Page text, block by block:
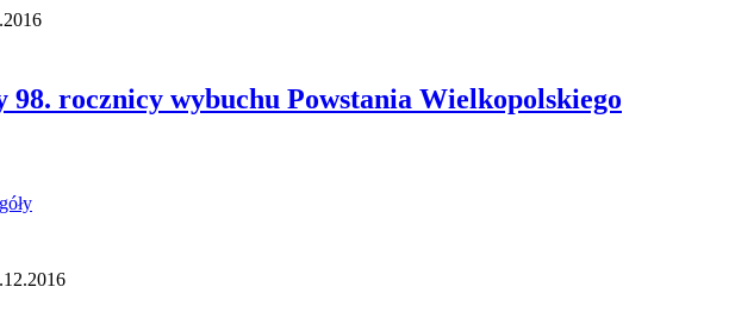
98. rocznicy wybuchu Powstania Wielkopolskiego